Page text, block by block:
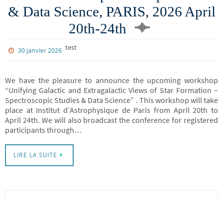
& Data Science, PARIS, 2026 April
20th-24th
test
30 janvier 2026
We have the pleasure to announce the upcoming workshop
“Unifying Galactic and Extragalactic Views of Star Formation –
Spectroscopic Studies & Data Science” . This workshop will take
place at Institut d’Astrophysique de Paris from April 20th to
April 24th. We will also broadcast the conference for registered
participants through…
LIRE LA SUITE